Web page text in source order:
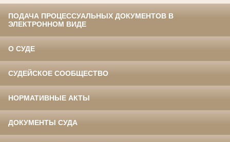
ПОДАЧА ПРОЦЕССУАЛЬНЫХ ДОКУМЕНТОВ В
ЭЛЕКТРОННОМ ВИДЕ
О СУДЕ
СУДЕЙСКОЕ СООБЩЕСТВО
НОРМАТИВНЫЕ АКТЫ
ДОКУМЕНТЫ СУДА